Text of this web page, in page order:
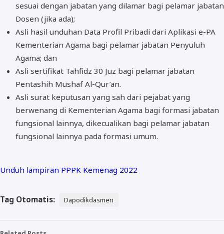
sesuai dengan jabatan yang dilamar bagi pelamar jabatan
Dosen (jika ada);
Asli hasil unduhan Data Profil Pribadi dari Aplikasi e-PA
Kementerian Agama bagi pelamar jabatan Penyuluh
Agama; dan
Asli sertifikat Tahfidz 30 Juz bagi pelamar jabatan
Pentashih Mushaf Al-Qur’an.
Asli surat keputusan yang sah dari pejabat yang
berwenang di Kementerian Agama bagi formasi jabatan
fungsional lainnya, dikecualikan bagi pelamar jabatan
fungsional lainnya pada formasi umum.
Unduh lampiran PPPK Kemenag 2022
Tag Otomatis: Dapodikdasmen